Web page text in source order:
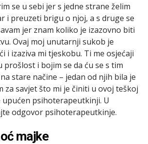
se u sebi jer s jedne strane želim
i preuzeti brigu o njoj, a s druge se
jer znam koliko je izazovno biti
Ovaj moj unutarnji sukob je
i izaziva mi tjeskobu. Ti me osjećaji
prošlost i bojim se da ću se s tim
stare načine – jedan od njih bila je
za savjet što mi je činiti u ovoj teškoj
upućen psihoterapeutkinji. U
odgovor psihoterapeutkinje.
majke